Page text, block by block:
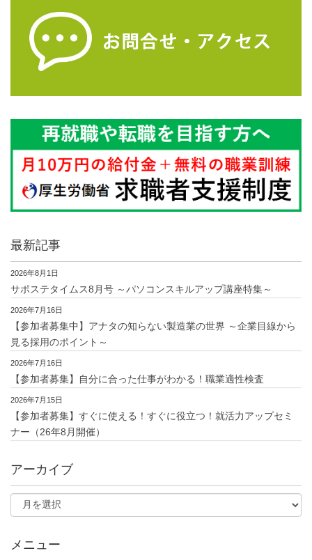
最新記事
2026年8月1日
サポステタイムス8月号 ～パソコンスキルアップ講座特集～
2026年7月16日
【参加者募集中】アナタの知らない製造業の世界 ～企業目線から
見る採用のポイント～
2026年7月16日
【参加者募集】自分に合った仕事がわかる！職業適性検査
2026年7月15日
【参加者募集】すぐに使える！すぐに役立つ！就活力アップセミ
ナー（26年8月開催）
アーカイブ
メニュー